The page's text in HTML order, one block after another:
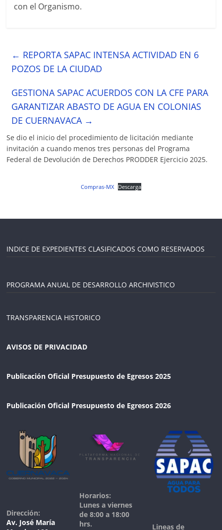
con el Organismo.
← REPORTA SAPAC INTENSA ACTIVIDAD EN 6
POZOS DE LA CIUDAD
GESTIONA SAPAC ACUERDOS CON LA CFE PARA
GARANTIZAR ABASTO DE AGUA EN COLONIAS
DE CUERNAVACA →
Se dio el inicio del procedimiento de licitación mediante
invitación a cuando menos tres personas del Programa
Federal de Devolución de Derechos PRODDER Ejercicio 2025.
Compras-MX Descarga
INDICE DE EXPEDIENTES CLASIFICADOS COMO RESERVADOS
PROGRAMA ANUAL DE DESARROLLO ARCHIVISTICO
TRANSPARENCIA HISTORICO
AVISOS DE PRIVACIDAD
Publicación Oficial Presupuesto de Egresos 2025
Publicación Oficial Presupuesto de Egresos 2026
Dirección:
Av. José María
Horarios:
Lunes a viernes
de 8:00 a 18:00
hrs.
Lineas de